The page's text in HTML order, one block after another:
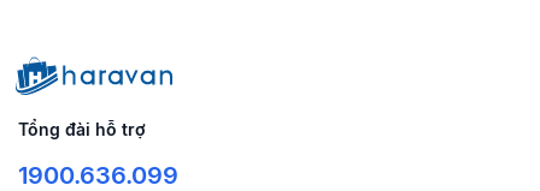
Tổng đài hỗ trợ
1900.636.099